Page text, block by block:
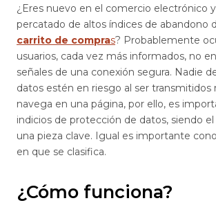
¿Eres nuevo en el comercio electrónico
percatado de altos índices de abandono
carrito de compras? Probablemente
usuarios, cada vez más informados, no
señales de una conexión segura. Nadie
datos estén en riesgo al ser transmitidos
navega en una página, por ello, es
indicios de protección de datos, siendo
una pieza clave. Igual es importante
en que se clasifica.
¿Cómo funciona?